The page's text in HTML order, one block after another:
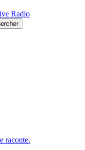
Radio
raconte.